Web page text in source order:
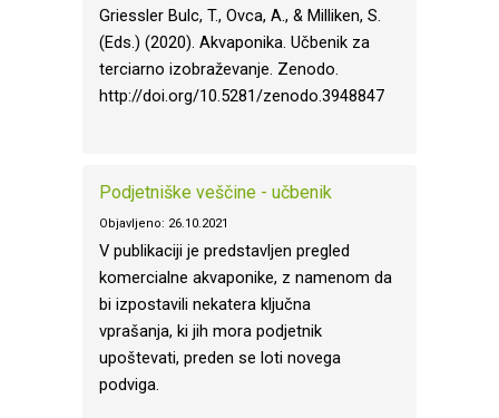
Griessler Bulc, T., Ovca, A., & Milliken, S.
(Eds.) (2020). Akvaponika. Učbenik za
terciarno izobraževanje. Zenodo.
http://doi.org/10.5281/zenodo.3948847
Podjetniške veščine - učbenik
Objavljeno: 26.10.2021
V publikaciji je predstavljen pregled
komercialne akvaponike, z namenom da
bi izpostavili nekatera ključna
vprašanja, ki jih mora podjetnik
upoštevati, preden se loti novega
podviga.